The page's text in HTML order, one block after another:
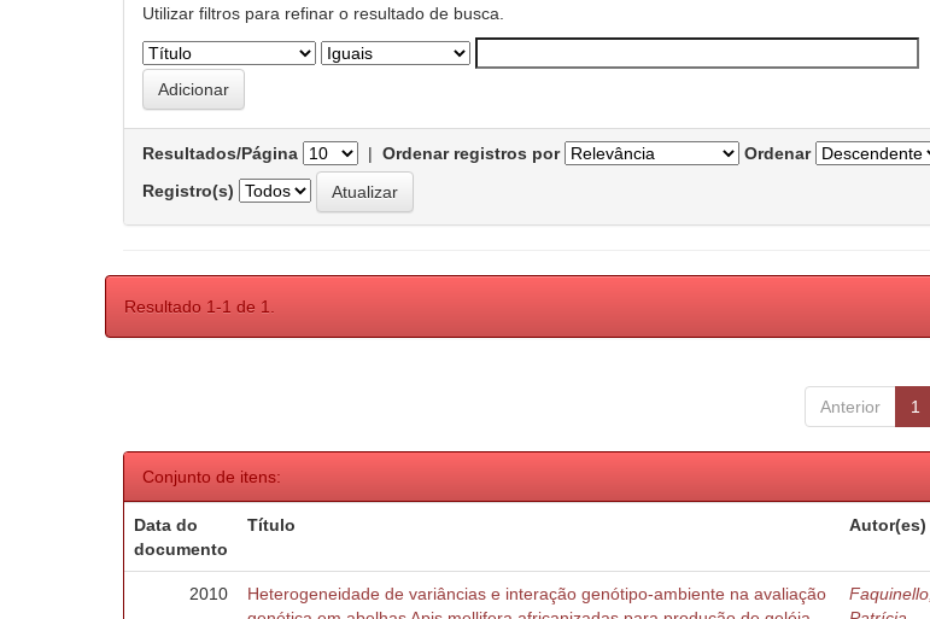
Utilizar filtros para refinar o resultado de busca.
Resultados/Página | Ordenar registros por
Ordenar
Registro(s)
Resultado 1-1 de 1.
Anterior 1
Conjunto de itens:
Data do
documento
Título Autor(es)
2010
Heterogeneidade de variâncias e interação genótipo-ambiente na avaliação
Faquinello,